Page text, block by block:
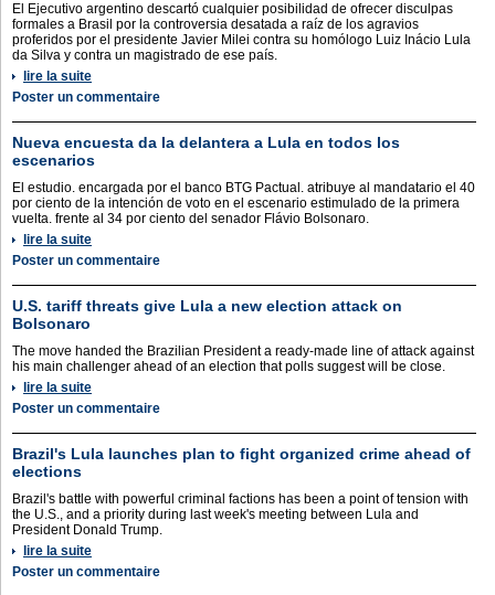
El Ejecutivo argentino descartó cualquier posibilidad de ofrecer disculpas
formales a Brasil por la controversia desatada a raíz de los agravios
proferidos por el presidente Javier Milei contra su homólogo Luiz Inácio Lula
da Silva y contra un magistrado de ese país.
lire la suite
Poster un commentaire
Nueva encuesta da la delantera a Lula en todos los
escenarios
El estudio. encargada por el banco BTG Pactual. atribuye al mandatario el 40
por ciento de la intención de voto en el escenario estimulado de la primera
vuelta. frente al 34 por ciento del senador Flávio Bolsonaro.
lire la suite
Poster un commentaire
U.S. tariff threats give Lula a new election attack on
Bolsonaro
The move handed the Brazilian President a ready-made line of attack against
his main challenger ahead of an election that polls suggest will be close.
lire la suite
Poster un commentaire
Brazil's Lula launches plan to fight organized crime ahead of
elections
Brazil's battle with powerful criminal factions has been a point of tension with
the U.S., and a priority during last week's meeting between Lula and
President Donald Trump.
lire la suite
Poster un commentaire